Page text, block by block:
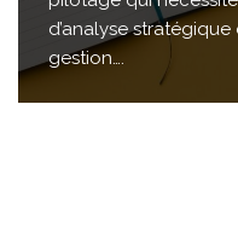
d’analyse
gestion….